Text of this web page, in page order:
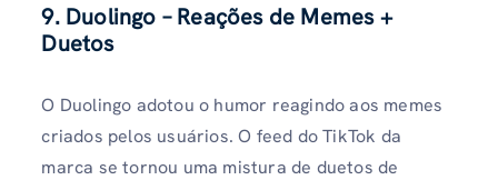
9. Duolingo – Reações de Memes +
Duetos
O Duolingo adotou o humor reagindo aos memes
criados pelos usuários. O feed do TikTok da
marca se tornou uma mistura de duetos de